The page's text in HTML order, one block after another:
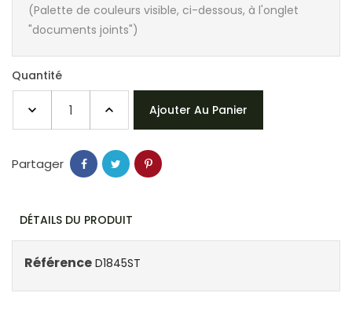
(Palette de couleurs visible, ci-dessous, à l'onglet
"documents joints")
Quantité
Ajouter Au Panier
Partager
DÉTAILS DU PRODUIT
Référence D1845ST